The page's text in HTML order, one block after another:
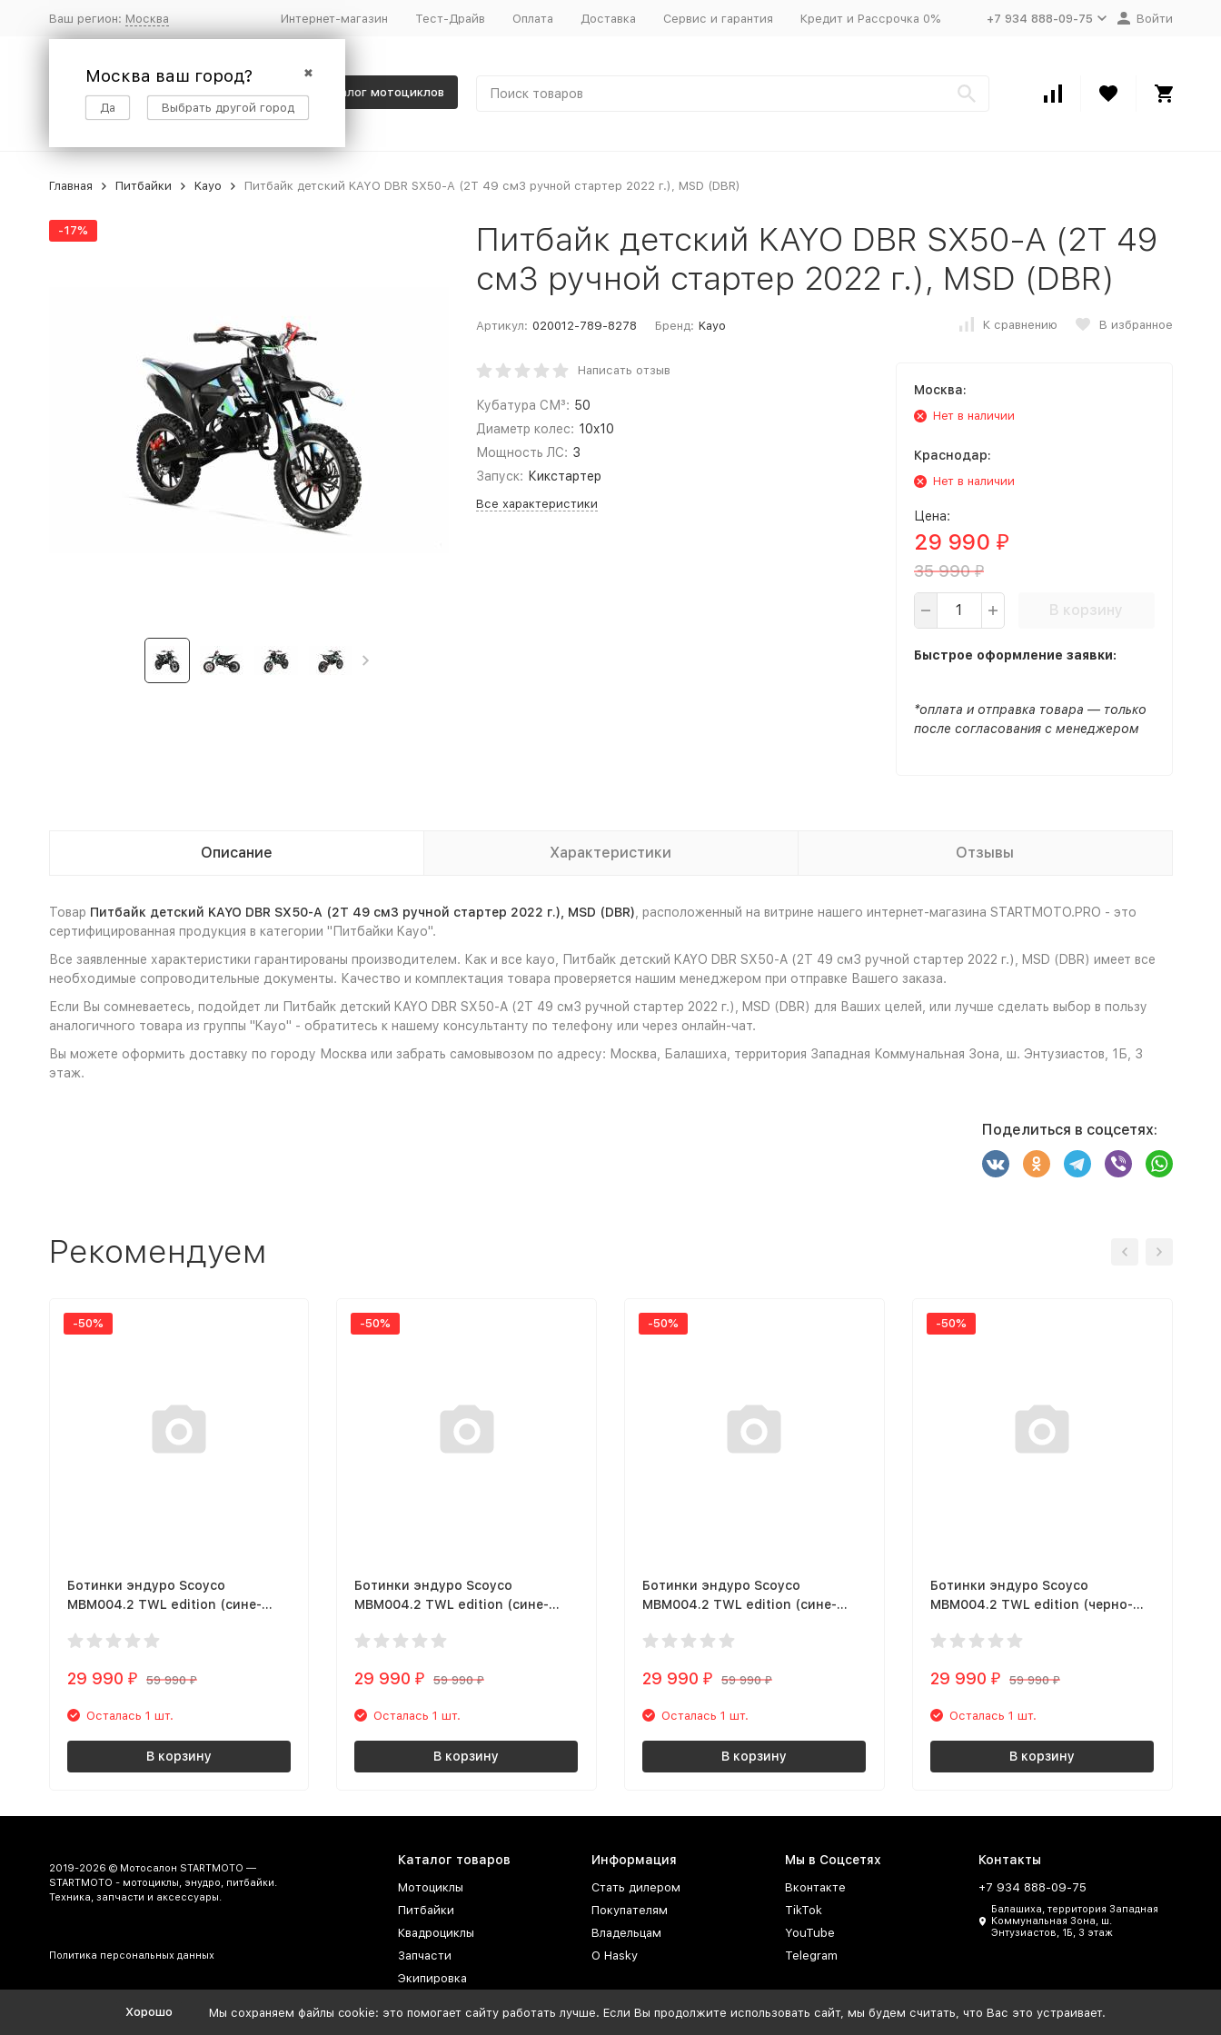
Ваш регион: Москва
✖
Москва ваш город?
Да Выбрать другой город
Интернет-магазин Тест-Драйв Оплата Доставка Сервис и гарантия Кредит и Рассрочка 0% +7 934 888-09-75 Войти
Каталог мотоциклов
Главная Питбайки Kayo Питбайк детский KAYO DBR SX50-A (2T 49 см3 ручной стартер 2022 г.), MSD (DBR)
-17%
Питбайк детский KAYO DBR SX50-A (2T 49
см3 ручной стартер 2022 г.), MSD (DBR)
Артикул: 020012-789-8278 Бренд: Kayo К сравнению В избранное
Написать отзыв
Кубатура СМ³: 50
Диаметр колес: 10x10
Мощность ЛС: 3
Запуск: Кикстартер
Все характеристики
Москва:
Нет в наличии
Краснодар:
Нет в наличии
Цена:
29 990 ₽
35 990₽
В корзину
Быстрое оформление заявки:
*оплата и отправка товара — только
после согласования с менеджером
Описание Характеристики Отзывы
Товар Питбайк детский KAYO DBR SX50-A (2T 49 см3 ручной стартер 2022 г.), MSD (DBR), расположенный на витрине нашего интернет-магазина STARTMOTO.PRO - это
сертифицированная продукция в категории "Питбайки Kayo".
Все заявленные характеристики гарантированы производителем. Как и все kayo, Питбайк детский KAYO DBR SX50-A (2T 49 см3 ручной стартер 2022 г.), MSD (DBR) имеет все
необходимые сопроводительные документы. Качество и комплектация товара проверяется нашим менеджером при отправке Вашего заказа.
Если Вы сомневаетесь, подойдет ли Питбайк детский KAYO DBR SX50-A (2T 49 см3 ручной стартер 2022 г.), MSD (DBR) для Ваших целей, или лучше сделать выбор в пользу
аналогичного товара из группы "Kayo" - обратитесь к нашему консультанту по телефону или через онлайн-чат.
Вы можете оформить доставку по городу Москва или забрать самовывозом по адресу: Москва, Балашиха, территория Западная Коммунальная Зона, ш. Энтузиастов, 1Б, 3
этаж.
Поделиться в соцсетях:
Рекомендуем
-50%
Ботинки эндуро Scoyco
MBM004.2 TWL edition (сине-
29 990 ₽ 59 990₽
Осталась 1 шт.
В корзину
-50%
Ботинки эндуро Scoyco
MBM004.2 TWL edition (сине-
29 990₽ 59 990₽
Осталась 1 шт.
В корзину
-50%
Ботинки эндуро Scoyco
MBM004.2 TWL edition (сине-
29 990 ₽ 59 990₽
Осталась 1 шт.
В корзину
-50%
Ботинки эндуро Scoyco
MBM004.2 TWL edition (черно-
29 990 ₽ 59 990₽
Осталась 1 шт.
В корзину
2019-2026 © Мотосалон STARTMOTO —
STARTMOTO - мотоциклы, энудро, питбайки.
Техника, запчасти и аксессуары.
Политика персональных данных
Каталог товаров
Мотоциклы
Питбайки
Квадроциклы
Запчасти
Экипировка
Информация
Стать дилером
Покупателям
Владельцам
О Hasky
Мы в Соцсетях
Вконтакте
TikTok
YouTube
Telegram
Контакты
+7 934 888-09-75
Балашиха, территория Западная
Коммунальная Зона, ш.
Энтузиастов, 1Б, 3 этаж
Хорошо Мы сохраняем файлы cookie: это помогает сайту работать лучше. Если Вы продолжите использовать сайт, мы будем считать, что Вас это устраивает.